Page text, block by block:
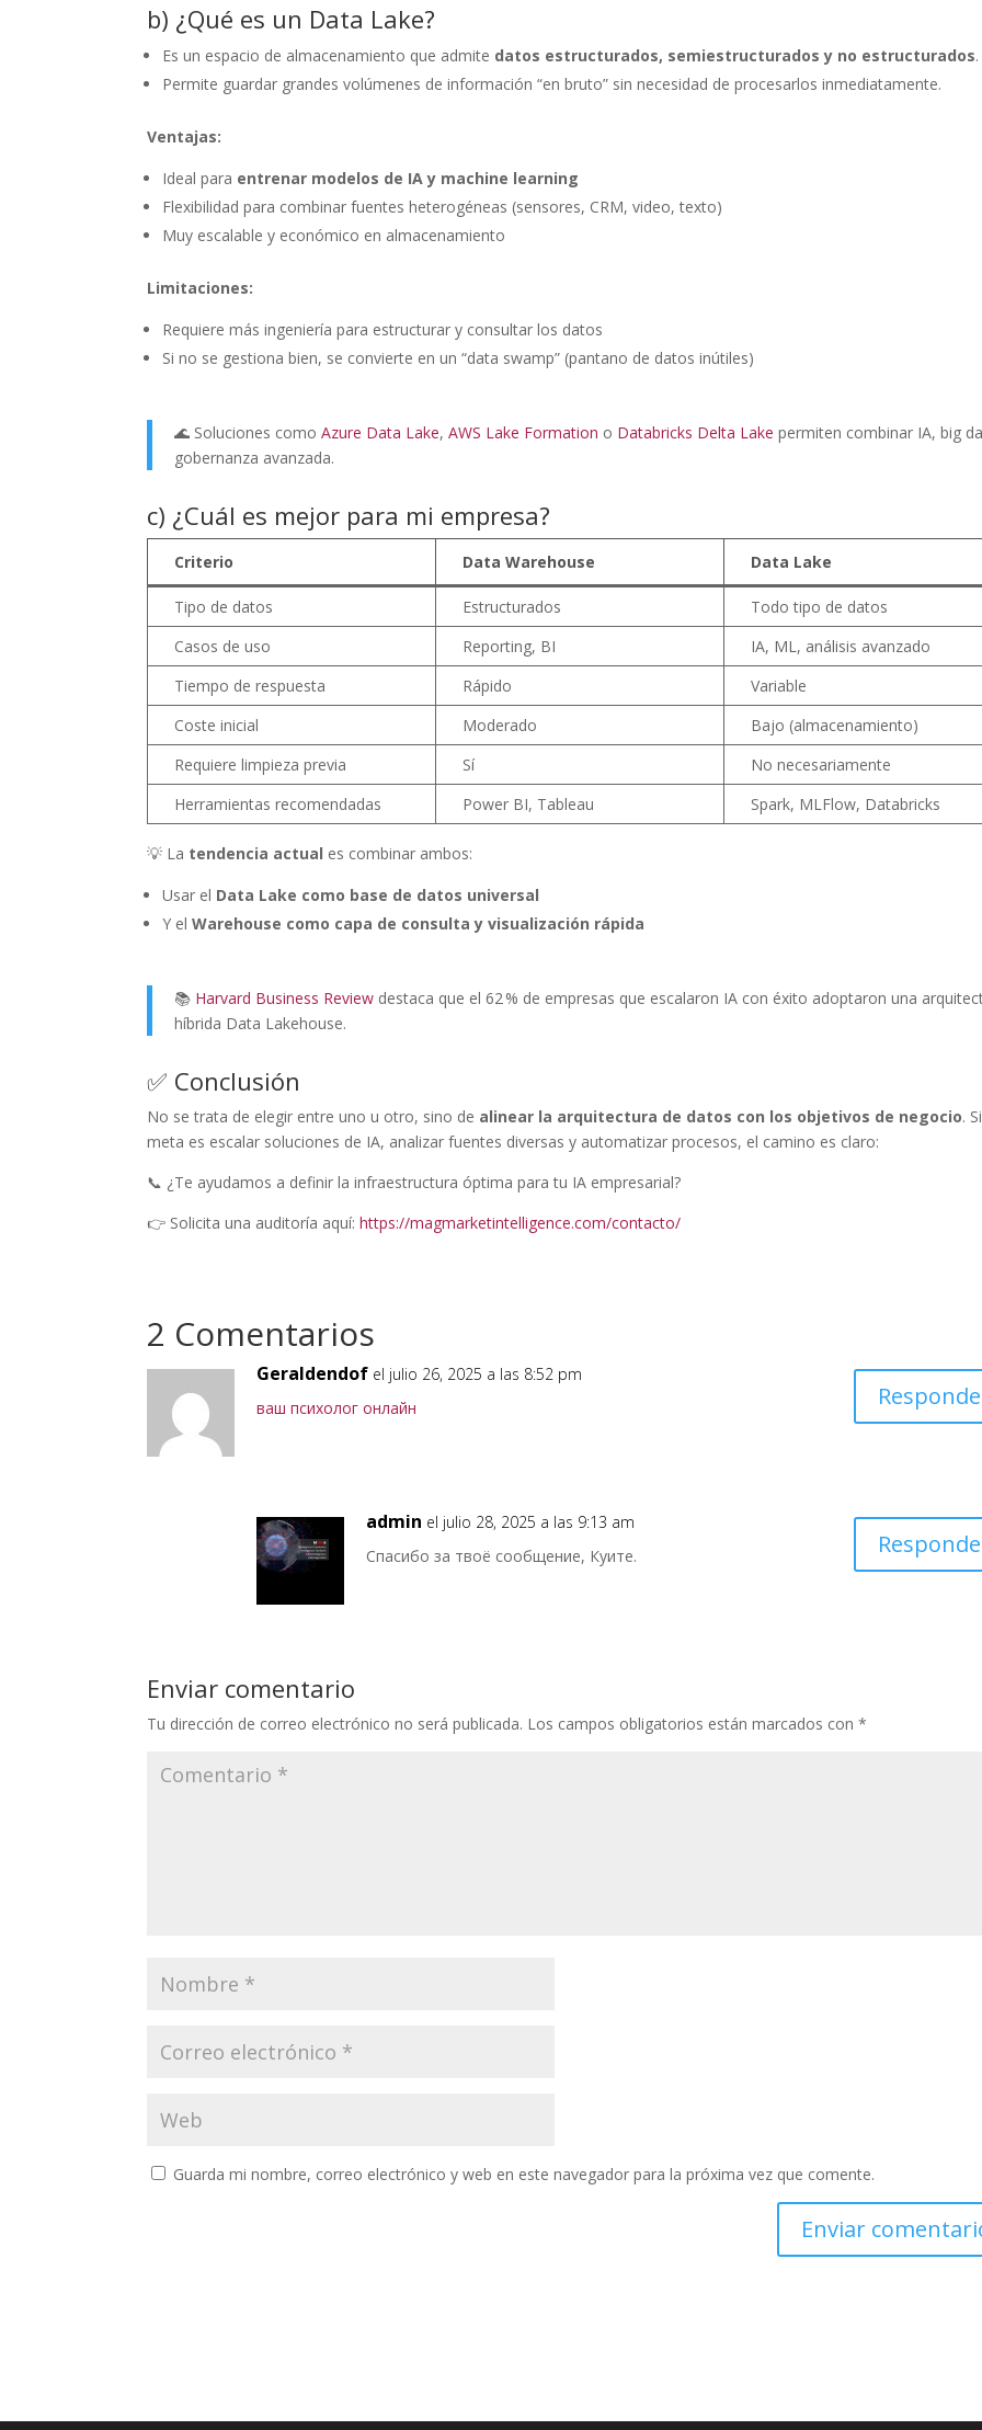
b) ¿Qué es un Data Lake?
Es un espacio de almacenamiento que admite datos estructurados, semiestructurados y no estructurados.
Permite guardar grandes volúmenes de información “en bruto” sin necesidad de procesarlos inmediatamente.
Ventajas:
Ideal para entrenar modelos de IA y machine learning
Flexibilidad para combinar fuentes heterogéneas (sensores, CRM, video, texto)
Muy escalable y económico en almacenamiento
Limitaciones:
Requiere más ingeniería para estructurar y consultar los datos
Si no se gestiona bien, se convierte en un “data swamp” (pantano de datos inútiles)
🌊 Soluciones comoAzure Data Lake,AWS Lake Formation o Databricks Delta Lake permiten combinar IA, big
gobernanza avanzada.
c) ¿Cuál es mejor para mi empresa?
Criterio Data Warehouse Data Lake
Tipo de datos Estructurados
Todo tipo de datos
Casos de uso
Reporting, BI
IA, ML, análisis avanzado
Tiempo de respuesta
Rápido
Variable
Coste inicial
Moderado
Bajo (almacenamiento)
Requiere limpieza previa
Sí
No necesariamente
Herramientas recomendadas
Power BI, Tableau Spark, MLFlow, Databricks
💡 La tendencia actual es combinar ambos:
Usar el Data Lake como base de datos universal
Y elWarehouse como capa de consulta y visualización rápida
📚 Harvard Business Review destaca que el 62 % de empresas que escalaron IA con éxito adoptaron una
híbrida Data Lakehouse.
✅ Conclusión
No se trata de elegir entre uno u otro, sino de alinear la arquitectura de datos con los objetivos de negocio.
meta es escalar soluciones de IA, analizar fuentes diversas y automatizar procesos, el camino es claro:
📞 ¿Te ayudamos a definir la infraestructura óptima para tu IA empresarial?
👉 Solicita una auditoría aquí:https://magmarketintelligence.com/contacto/
2 Comentarios
Geraldendof el julio 26, 2025 a las 8:52 pm
ваш психолог онлайн
admin el julio 28, 2025 a las 9:13 am
Спасибо за твоё сообщение, Куите.
Enviar comentario
Tu dirección de correo electrónico no será publicada. Los campos obligatorios están marcados con*
Guarda mi nombre, correo electrónico y web en este navegador para la próxima vez que comente.